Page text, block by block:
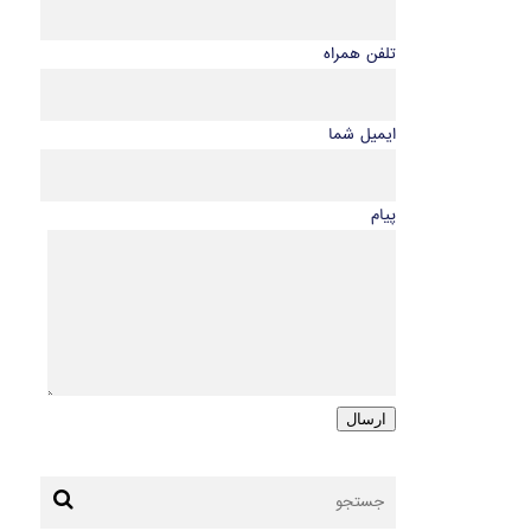
تلفن همراه
ایمیل شما
پیام